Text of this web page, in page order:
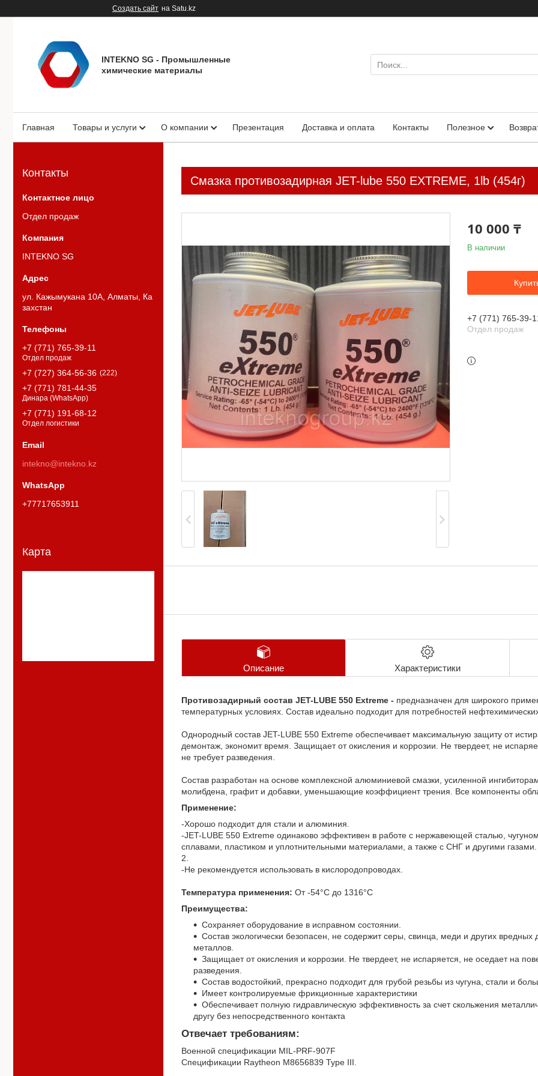
Создать сайт на Satu.kz
INTEKNO SG - Промышленные
химические материалы
Главная Товары и услуги О компании Презентация Доставка и оплата Контакты Полезное
Смазка противозадирная JET-lube 550 EXTREME, 1lb (454г)
10 000 ₸
В наличии
+7 (771) 765-39-
Отдел продаж
Описание Характеристики
Противозадирный состав JET-LUBE 550 Extreme - предназначен для широкого
температурных условиях. Состав идеально подходит для потребностей
Однородный состав JET-LUBE 550 Extreme обеспечивает максимальную защиту от
демонтаж, экономит время. Защищает от окисления и коррозии. Не твердеет, не
не требует разведения.
Состав разработан на основе комплексной алюминиевой смазки, усиленной
молибдена, графит и добавки, уменьшающие коэффициент трения. Все компоненты
Применение:
-Хорошо подходит для стали и алюминия.
-JET-LUBE 550 Extreme одинаково эффективен в работе с нержавеющей сталью,
сплавами, пластиком и уплотнительными материалами, а также с СНГ и другими газами.
2.
-Не рекомендуется использовать в кислородопроводах.
Температура применения: От -54°C до 1316°C
Преимущества:
Сохраняет оборудование в исправном состоянии.
Состав экологически безопасен, не содержит серы, свинца, меди и других
металлов.
Защищает от окисления и коррозии. Не твердеет, не испаряется, не оседает на
разведения.
Состав водостойкий, прекрасно подходит для грубой резьбы из чугуна, стали и
Имеет контролируемые фрикционные характеристики
Обеспечивает полную гидравлическую эффективность за счет скольжения
другу без непосредственного контакта
Отвечает требованиям:
Военной спецификации MIL-PRF-907F
Спецификации Raytheon M8656839 Type III.
Контакты
Отдел продаж
INTEKNO SG
ул. Кажымукана 10А, Алматы, Ка
захстан
+7 (771) 765-39-11
Отдел продаж
+7 (727) 364-56-36 222
+7 (771) 781-44-35
Динара (WhatsApp)
+7 (771) 191-68-12
Отдел логистики
intekno@intekno.kz
+77717653911
Карта